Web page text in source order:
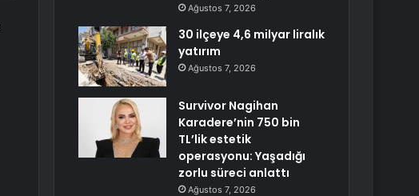
Ağustos 7, 2026
30 ilçeye 4,6 milyar liralık
yatırım
Ağustos 7, 2026
Survivor Nagihan
Karadere’nin 750 bin
TL’lik estetik
operasyonu: Yaşadığı
zorlu süreci anlattı
Ağustos 7, 2026